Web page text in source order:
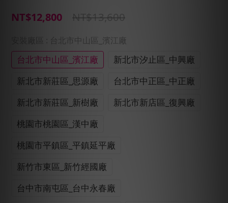
NT$12,800 NT$13,600
: 台北市中山區_濱江廠
台北市中山區_濱江廠
新北市汐止區_中興廠
新北市新莊區_思源廠
台北市中正區_中正廠
新北市新莊區_新樹廠
新北市新店區_復興廠
桃園市桃園區_漢中廠
桃園市平鎮區_平鎮延平廠
新竹市東區_新竹經國廠
台中市南屯區_台中永春廠